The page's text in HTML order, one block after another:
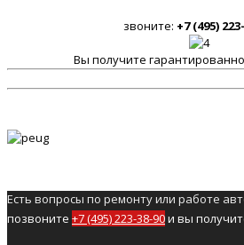
звоните: +7 (495)
Вы получите
Есть вопросы по ремонту или работе
позвоните +7 (495) 223-38-90и вы